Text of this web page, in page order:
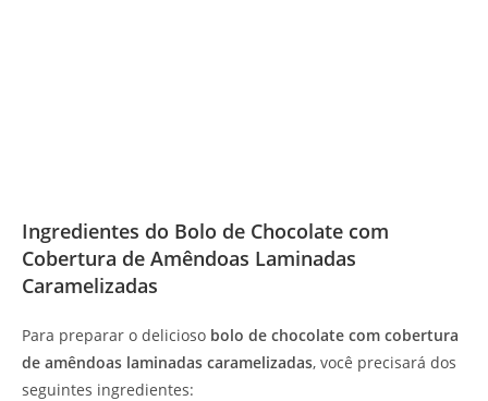
Ingredientes do Bolo de Chocolate com
Cobertura de Amêndoas Laminadas
Caramelizadas
Para preparar o delicioso bolo de chocolate com cobertura
de amêndoas laminadas caramelizadas, você precisará dos
seguintes ingredientes: